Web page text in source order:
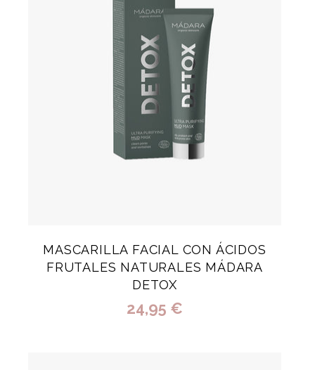
MASCARILLA FACIAL CON ÁCIDOS
FRUTALES NATURALES MÁDARA
DETOX
24,95 €